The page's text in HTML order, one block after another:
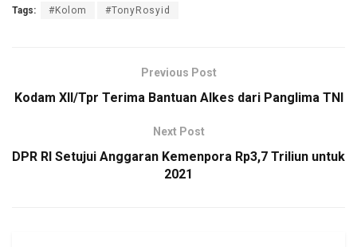
Tags: #Kolom #TonyRosyid
Previous Post
Kodam XII/Tpr Terima Bantuan Alkes dari Panglima TNI
Next Post
DPR RI Setujui Anggaran Kemenpora Rp3,7 Triliun untuk
2021